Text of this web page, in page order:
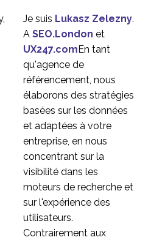
de
1
de
mobile et
0
4
utilisateur
2
la localisation
à
des
3
la vidéo
l'expérience
Je suis Lukasz Zelezny.
A SEO.London et
UX247.com En tant
qu'agence de
référencement, nous
élaborons des stratégies
basées sur les données
et adaptées à votre
entreprise, en nous
concentrant sur la
visibilité dans les
moteurs de recherche et
sur l'expérience des
utilisateurs.
Contrairement aux